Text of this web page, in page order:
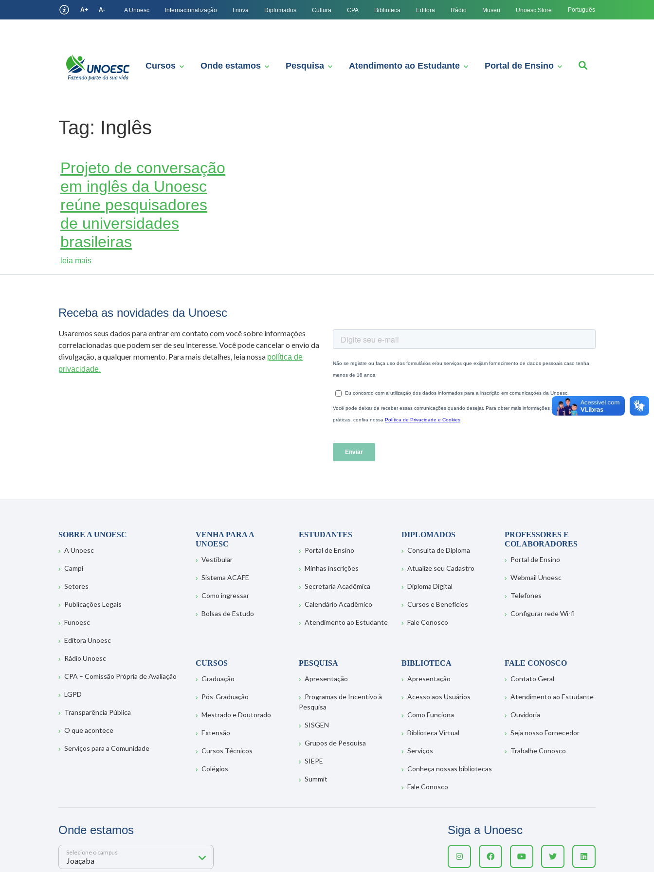
A+ A- A Unoesc Internacionalização I.nova Diplomados Cultura CPA Biblioteca Editora Rádio Museu Unoesc Store Português
Cursos Onde estamos Pesquisa Atendimento ao Estudante Portal de Ensino
Tag: Inglês
Projeto de conversação
em inglês da Unoesc
reúne pesquisadores
de universidades
brasileiras
leia mais
Receba as novidades da Unoesc
Usaremos seus dados para entrar em contato com você sobre informações
correlacionadas que podem ser de seu interesse. Você pode cancelar o envio da
divulgação, a qualquer momento. Para mais detalhes, leia nossa política de
privacidade.
SOBRE A UNOESC
A Unoesc
Campi
Setores
Publicações Legais
Funoesc
Editora Unoesc
Rádio Unoesc
CPA – Comissão Própria de Avaliação
LGPD
Transparência Pública
O que acontece
Serviços para a Comunidade
VENHA PARA A
UNOESC
Vestibular
Sistema ACAFE
Como ingressar
Bolsas de Estudo
ESTUDANTES
Portal de Ensino
Minhas inscrições
Secretaria Acadêmica
Calendário Acadêmico
Atendimento ao Estudante
DIPLOMADOS
Consulta de Diploma
Atualize seu Cadastro
Diploma Digital
Cursos e Benefícios
Fale Conosco
PROFESSORES E
COLABORADORES
Portal de Ensino
Webmail Unoesc
Telefones
Configurar rede Wi-fi
CURSOS
Graduação
Pós-Graduação
Mestrado e Doutorado
Extensão
Cursos Técnicos
Colégios
PESQUISA
Apresentação
Programas de Incentivo à
Pesquisa
SISGEN
Grupos de Pesquisa
SIEPE
Summit
BIBLIOTECA
Apresentação
Acesso aos Usuários
Como Funciona
Biblioteca Virtual
Serviços
Conheça nossas bibliotecas
Fale Conosco
FALE CONOSCO
Contato Geral
Atendimento ao Estudante
Ouvidoria
Seja nosso Fornecedor
Trabalhe Conosco
Onde estamos
Selecione o campus
Siga a Unoesc